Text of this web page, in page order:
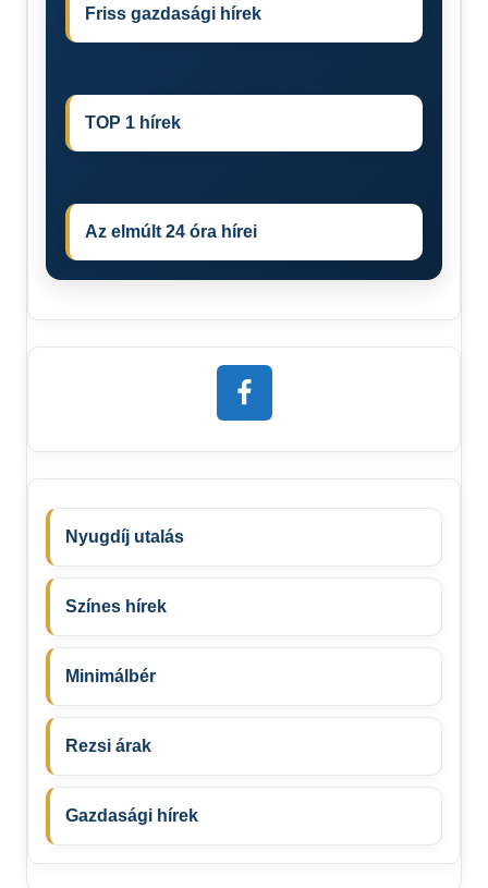
Friss gazdasági hírek
TOP 1 hírek
Az elmúlt 24 óra hírei
Nyugdíj utalás
Színes hírek
Minimálbér
Rezsi árak
Gazdasági hírek